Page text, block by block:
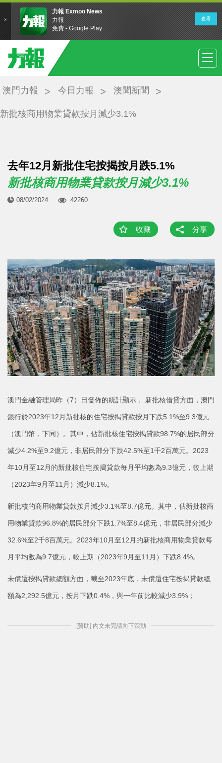
澳門力報 今日力報 澳聞新聞
新批核商用物業貸款按月減少3.1%
去年12月新批住宅按揭按月跌5.1%
新批核商用物業貸款按月減少3.1%
08/02/2024 42260
收藏 分享
澳門金融管理局昨（7）日發佈的統計顯示， 新批核借貸方面，澳門
銀行於2023年12月新批核的住宅按揭貸款按月下跌5.1%至9.3億元
（澳門幣，下同）。其中，佔新批核住宅按揭貸款98.7%的居民部分
減少4.2%至9.2億元，非居民部分下跌42.5%至1千2百萬元。2023
年10月至12月的新批核住宅按揭貸款每月平均數為9.3億元，較上期
（2023年9月至11月）減少8.1%。
新批核的商用物業貸款按月減少3.1%至8.7億元。其中，佔新批核商
用物業貸款96.8%的居民部分下跌1.7%至8.4億元，非居民部分減少
32.6%至2千8百萬元。2023年10月至12月的新批核商用物業貸款每
月平均數為9.7億元，較上期（2023年9月至11月）下跌8.4%。
未償還按揭貸款總額方面，截至2023年底，未償還住宅按揭貸款總
額為2,292.5億元，按月下跌0.4%，與一年前比較減少3.9%；
[贊助] 內文未完請向下滾動